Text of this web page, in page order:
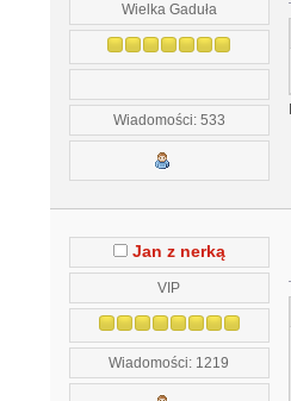
Wielka Gaduła
Wiadomości: 533
Jan z nerką
VIP
Wiadomości: 1219